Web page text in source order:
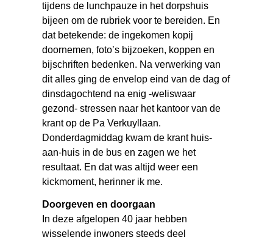
tijdens de lunchpauze in het dorpshuis
bijeen om de rubriek voor te bereiden. En
dat betekende: de ingekomen kopij
doornemen, foto’s bijzoeken, koppen en
bijschriften bedenken. Na verwerking van
dit alles ging de envelop eind van de dag of
dinsdagochtend na enig -weliswaar
gezond- stressen naar het kantoor van de
krant op de Pa Verkuyllaan.
Donderdagmiddag kwam de krant huis-
aan-huis in de bus en zagen we het
resultaat. En dat was altijd weer een
kickmoment, herinner ik me.
Doorgeven en doorgaan
In deze afgelopen 40 jaar hebben
wisselende inwoners steeds deel